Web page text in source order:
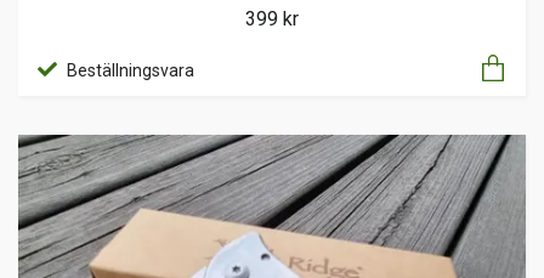
399 kr
Beställningsvara